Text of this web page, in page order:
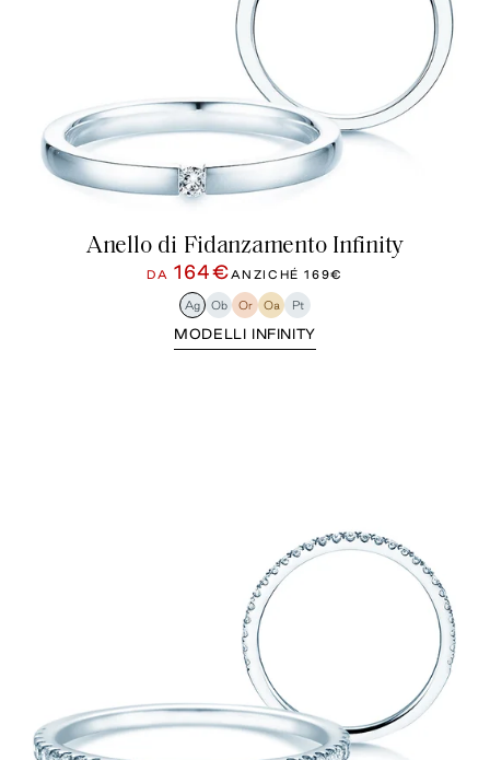
Anello di Fidanzamento Infinity
DA 164€ANZICHÉ169€
Ag Ob Or Oa Pt
MODELLI INFINITY